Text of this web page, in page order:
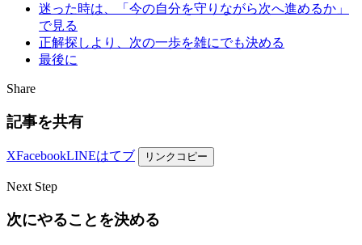
迷った時は、「今の自分を守りながら次へ進めるか」
で見る
正解探しより、次の一歩を雑にでも決める
最後に
Share
記事を共有
XFacebookLINEはてブ リンクコピー
Next Step
次にやることを決める